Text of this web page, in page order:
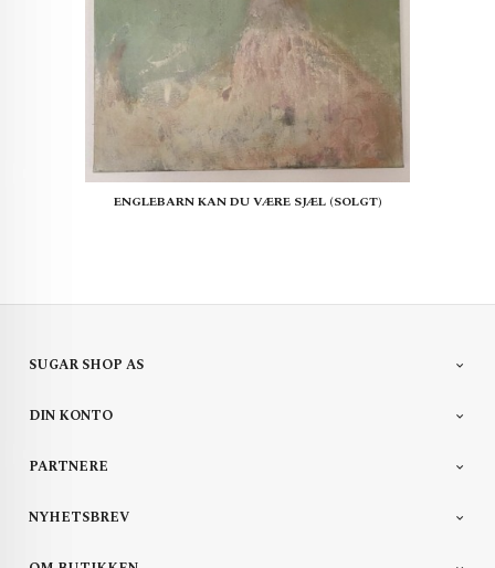
ENGLEBARN KAN DU VÆRE SJÆL (SOLGT)
SUGAR SHOP AS
DIN KONTO
PARTNERE
NYHETSBREV